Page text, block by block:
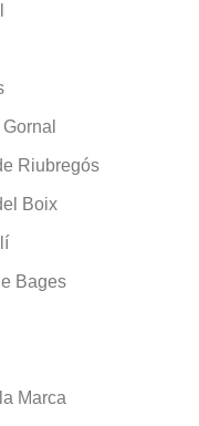
Riubregós
Boix
Bages
Marca